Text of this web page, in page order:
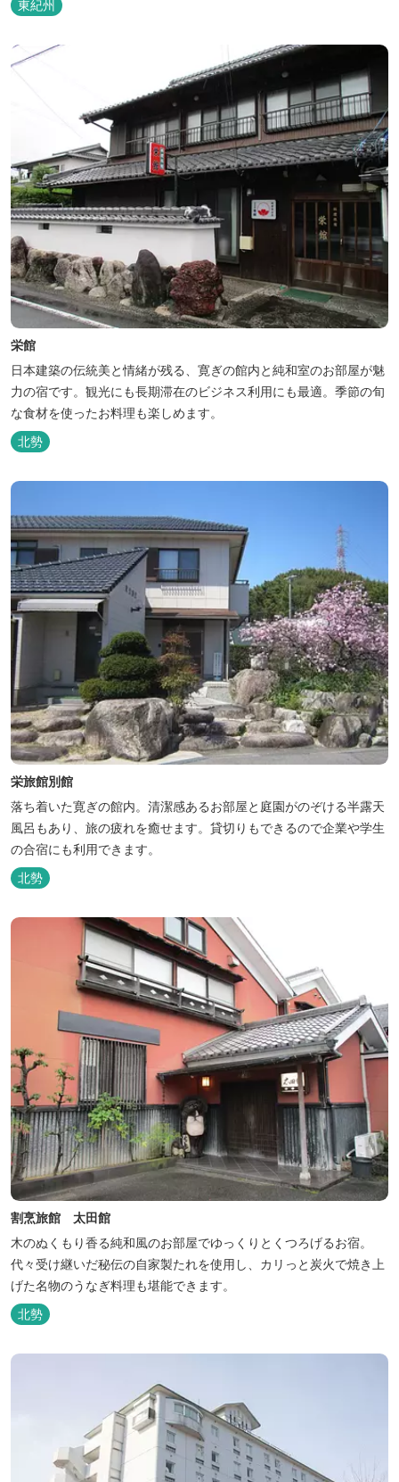
東紀州
栄館
日本建築の伝統美と情緒が残る、寛ぎの館内と純和室のお部屋が魅
力の宿です。観光にも長期滞在のビジネス利用にも最適。季節の旬
な食材を使ったお料理も楽しめます。
北勢
栄旅館別館
落ち着いた寛ぎの館内。清潔感あるお部屋と庭園がのぞける半露天
風呂もあり、旅の疲れを癒せます。貸切りもできるので企業や学生
の合宿にも利用できます。
北勢
割烹旅館 太田館
木のぬくもり香る純和風のお部屋でゆっくりとくつろげるお宿。
代々受け継いだ秘伝の自家製たれを使用し、カリっと炭火で焼き上
げた名物のうなぎ料理も堪能できます。
北勢